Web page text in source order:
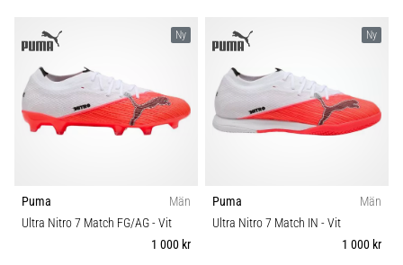
Ny
Puma
Män
Ultra Nitro 7 Match FG/AG- Vit
1 000 kr
Ny
Puma
Män
Ultra Nitro 7 Match IN - Vit
1 000 kr